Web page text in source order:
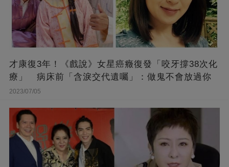
才康復3年！《戲說》女星癌癥復發「咬牙撐38次化
療」 病床前「含淚交代遺囑」：做鬼不會放過你
2023/07/05